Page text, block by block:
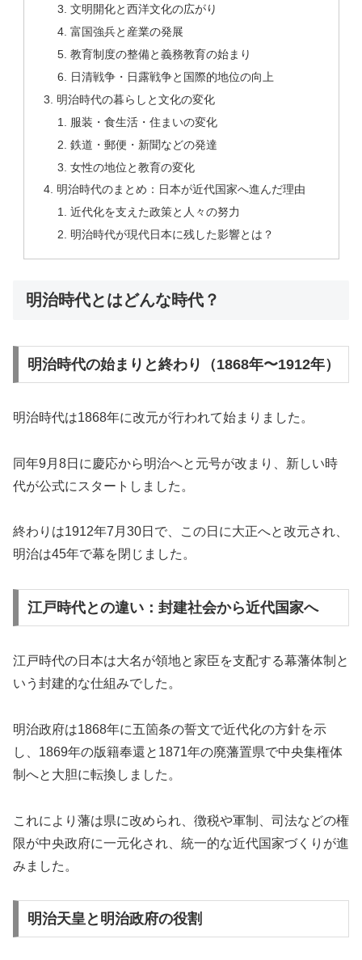
文明開化と西洋文化の広がり
富国強兵と産業の発展
教育制度の整備と義務教育の始まり
日清戦争・日露戦争と国際的地位の向上
明治時代の暮らしと文化の変化
服装・食生活・住まいの変化
鉄道・郵便・新聞などの発達
女性の地位と教育の変化
明治時代のまとめ：日本が近代国家へ進んだ理由
近代化を支えた政策と人々の努力
明治時代が現代日本に残した影響とは？
明治時代とはどんな時代？
明治時代の始まりと終わり（1868年〜1912年）
明治時代は1868年に改元が行われて始まりました。
同年9月8日に慶応から明治へと元号が改まり、新しい時
代が公式にスタートしました。
終わりは1912年7月30日で、この日に大正へと改元され、
明治は45年で幕を閉じました。
江戸時代との違い：封建社会から近代国家へ
江戸時代の日本は大名が領地と家臣を支配する幕藩体制と
いう封建的な仕組みでした。
明治政府は1868年に五箇条の誓文で近代化の方針を示
し、1869年の版籍奉還と1871年の廃藩置県で中央集権体
制へと大胆に転換しました。
これにより藩は県に改められ、徴税や軍制、司法などの権
限が中央政府に一元化され、統一的な近代国家づくりが進
みました。
明治天皇と明治政府の役割